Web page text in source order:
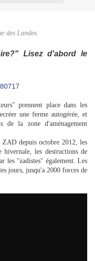
des Landes.
Lisez d'abord le
prennent place dans les
une ferme autogérée, et
de la zone d'aménagement
depuis octobre 2012, les
les destructions de
les "zadistes" également. Les
jours, jusqu'a 2000 forces de